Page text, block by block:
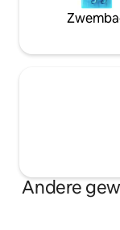
Andere